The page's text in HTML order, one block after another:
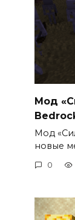
Мод
Мод
новые
0